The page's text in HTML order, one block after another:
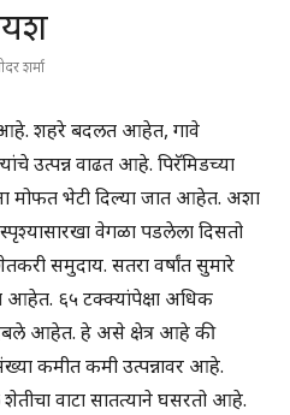
शर्मा
आहे. शहरे बदलत आहेत, गावे
उत्पन्न वाढत आहे. पिरॅमिडच्या
मोफत भेटी दिल्या जात आहेत. अशा
वेगळा पडलेला दिसतो
समुदाय. सतरा वर्षांत सुमारे
आहेत. ६५ टक्क्यांपेक्षा अधिक
आहेत. हे असे क्षेत्र आहे की
कमीत कमी उत्पन्नावर आहे.
शेतीचा वाटा सातत्याने घसरतो आहे.